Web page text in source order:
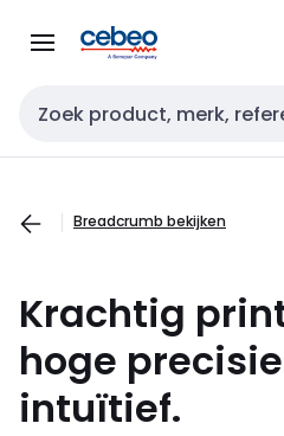
naar
naar
Zoekveld invoer
Breadcrumb bekijken
Krachtig
hoge
intuïtief.